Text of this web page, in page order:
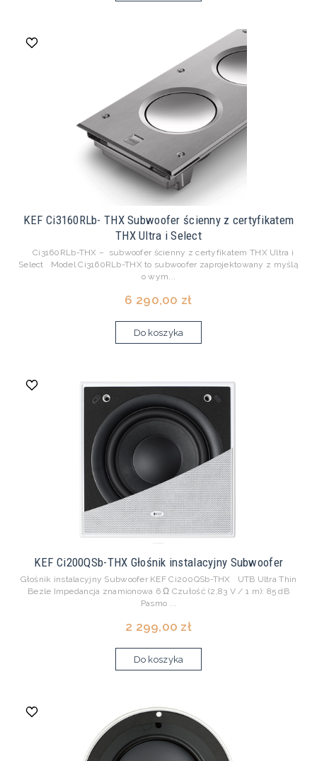
KEF Ci3160RLb- THX Subwoofer ścienny z certyfikatem
THX Ultra i Select
Ci3160RLb-THX – subwoofer ścienny z certyfikatem THX Ultra i
Select Model Ci3160RLb-THX to subwoofer zaprojektowany z myślą
o wym...
6 290,00 zł
Do koszyka
KEF Ci200QSb-THX Głośnik instalacyjny Subwoofer
Głośnik instalacyjny Subwoofer KEF Ci200QSb-THX UTB Ultra Thin
Bezle Impedancja znamionowa 6 Ω Czułość (2,83 V / 1 m): 85 dB
Pasmo ...
2 299,00 zł
Do koszyka